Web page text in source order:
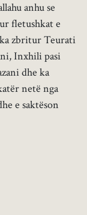
anhu se
fletushkat e
zbritur Teurati
Inxhili pasi
dhe ka
netë nga
e saktëson